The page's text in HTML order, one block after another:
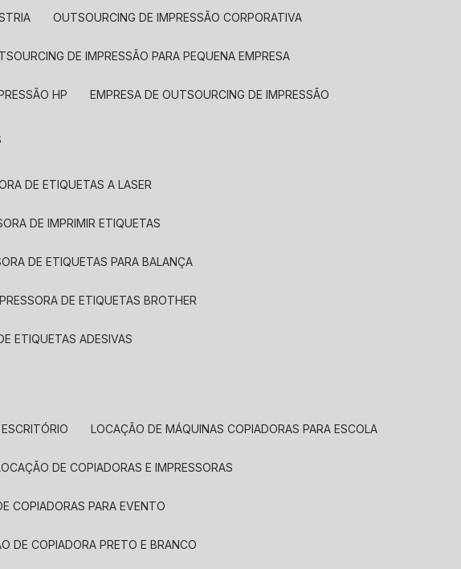
OUTSOURCING DE IMPRESSÃO CORPORATIVA
DE IMPRESSÃO PARA PEQUENA EMPRESA
HP EMPRESA DE OUTSOURCING DE IMPRESSÃO
DE ETIQUETAS A LASER
DE IMPRIMIR ETIQUETAS
DE ETIQUETAS PARA BALANÇA
DE ETIQUETAS BROTHER
ETIQUETAS ADESIVAS
LOCAÇÃO DE MÁQUINAS COPIADORAS PARA ESCOLA
LOCAÇÃO DE COPIADORAS E IMPRESSORAS
COPIADORAS PARA EVENTO
DE COPIADORA PRETO E BRANCO